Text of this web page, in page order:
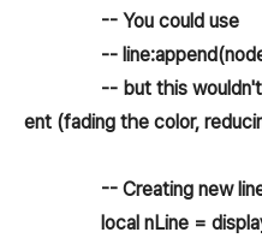
-- You could use
--
-- but this wouldn't
ent (fading the color,
-- Creating new line
local nLine =